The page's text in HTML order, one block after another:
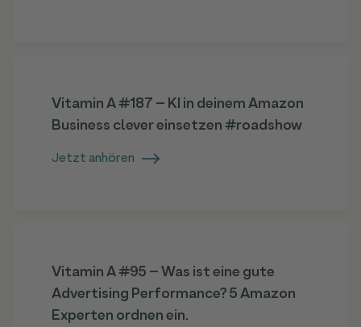
Vitamin A #187 – KI in deinem Amazon
Business clever einsetzen #roadshow
Jetzt anhören
Vitamin A #95 – Was ist eine gute
Advertising Performance? 5 Amazon
Experten ordnen ein.